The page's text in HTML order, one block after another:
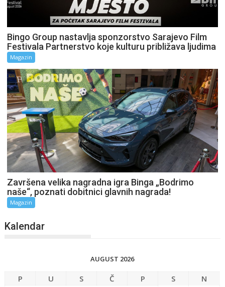
Bingo Group nastavlja sponzorstvo Sarajevo Film
Festivala Partnerstvo koje kulturu približava ljudima
Magazin
Završena velika nagradna igra Binga „Bodrimo
naše“, poznati dobitnici glavnih nagrada!
Magazin
Kalendar
AUGUST 2026
P U S Č P S
N